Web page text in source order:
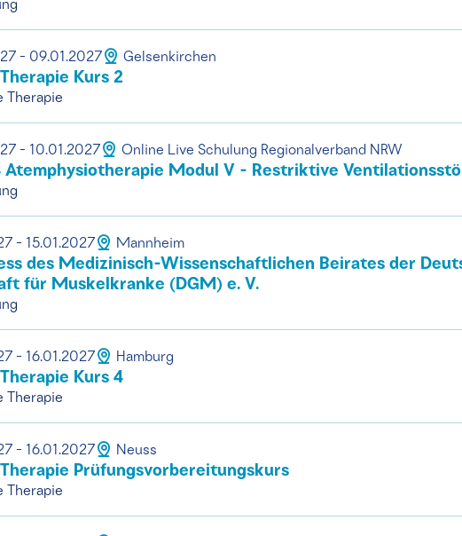
- 09.01.2027 Gelsenkirchen
Kurs 2
Therapie
- 10.01.2027 Online Live Schulung Regionalverband NRW
Modul V - Restriktive
- 15.01.2027 Mannheim
des Medizinisch-Wissenschaftlichen Beirates der
für Muskelkranke (DGM) e. V.
- 16.01.2027 Hamburg
Kurs 4
Therapie
- 16.01.2027 Neuss
Prüfungsvorbereitungskurs
Therapie